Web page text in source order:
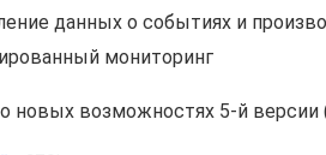
данных о событиях и
мониторинг
новых возможностях 5-й версии